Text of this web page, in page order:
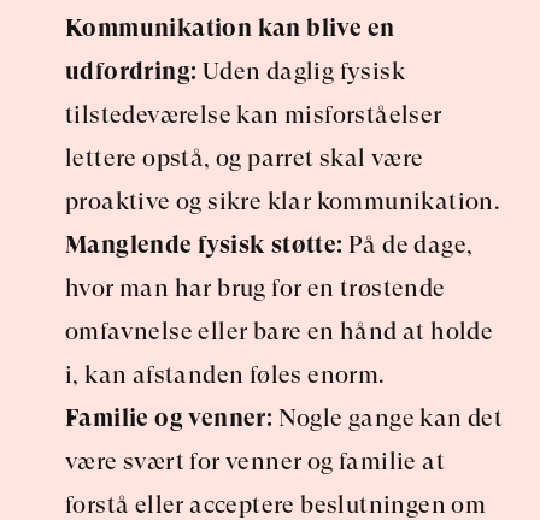
Kommunikation kan blive en
udfordring: Uden daglig fysisk
tilstedeværelse kan misforståelser
lettere opstå, og parret skal være
proaktive og sikre klar kommunikation.
Manglende fysisk støtte: På de dage,
hvor man har brug for en trøstende
omfavnelse eller bare en hånd at holde
i, kan afstanden føles enorm.
Familie og venner: Nogle gange kan det
være svært for venner og familie at
forstå eller acceptere beslutningen om